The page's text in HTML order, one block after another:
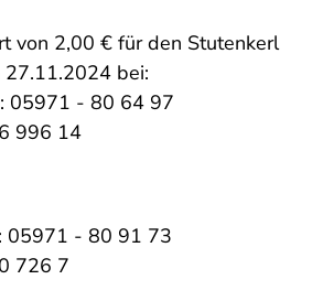
von 2,00 € für den Stutenkerl
bei:
05971 - 80 64 97
996 14
05971 - 80 91 73
726 7